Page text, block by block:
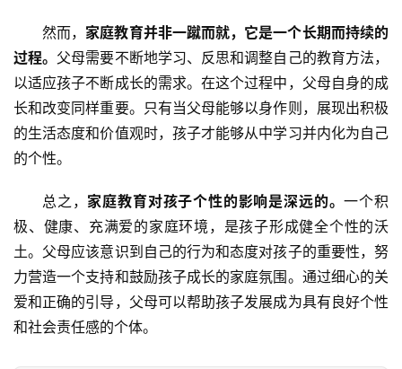
资
力
量
校
园
新
闻
中
心
然而， 家庭教育并非一蹴而就，它是一个长期而持续的
过程。 父母需要不断地学习、反思和调整自己的教育方法，
以适应孩子不断成长的需求。在这个过程中，父母自身的成
长和改变同样重要。只有当父母能够以身作则，展现出积极
的生活态度和价值观时，孩子才能够从中学习并内化为自己
的个性。
总之， 家庭教育对孩子个性的影响是深远的。一个积
极、健康、充满爱的家庭环境，是孩子形成健全个性的沃
土。父母应该意识到自己的行为和态度对孩子的重要性，努
力营造一个支持和鼓励孩子成长的家庭氛围。通过细心的关
爱和正确的引导，父母可以帮助孩子发展成为具有良好个性
和社会责任感的个体。